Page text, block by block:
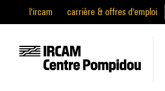
l'ircam carrière & offres d'emploi